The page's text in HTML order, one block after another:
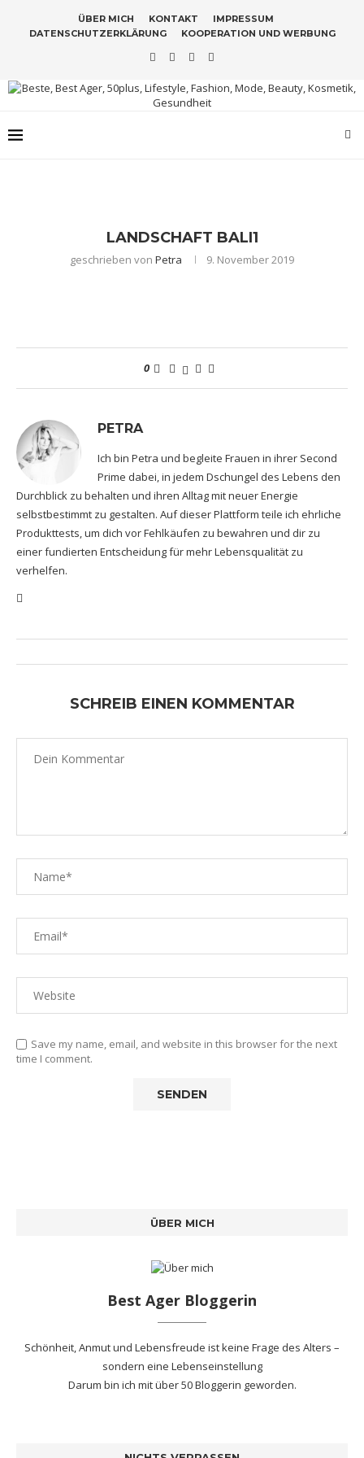
ÜBER MICH KONTAKT
IMPRESSUM
DATENSCHUTZERKLÄRUNG
KOOPERATION UND WERBUNG
LANDSCHAFT BALI1
geschrieben von Petra 9. November 2019
0
PETRA
Ich bin Petra und begleite Frauen in ihrer Second
Prime dabei, in jedem Dschungel des Lebens den
Durchblick zu behalten und ihren Alltag mit neuer Energie
selbstbestimmt zu gestalten. Auf dieser Plattform teile ich ehrliche
Produkttests, um dich vor Fehlkäufen zu bewahren und dir zu
einer fundierten Entscheidung für mehr Lebensqualität zu
verhelfen.
SCHREIB EINEN KOMMENTAR
Save my name, email, and website in this browser for the next
time I comment.
ÜBER MICH
Best Ager Bloggerin
Schönheit, Anmut und Lebensfreude ist keine Frage des Alters –
sondern eine Lebenseinstellung
Darum bin ich mitüber 50 Bloggerin geworden.